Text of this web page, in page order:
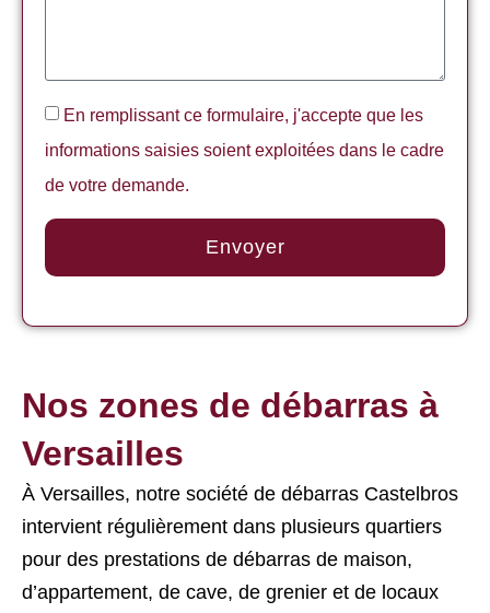
En remplissant ce formulaire, j'accepte que les
informations saisies soient exploitées dans le cadre
de votre demande.
Envoyer
Nos zones de débarras à
Versailles
À Versailles, notre société de débarras Castelbros
intervient régulièrement dans plusieurs quartiers
pour des prestations de débarras de maison,
d’appartement, de cave, de grenier et de locaux